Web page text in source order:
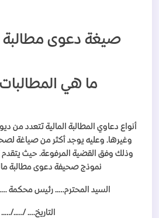
صيغة دعوى مطالبة
ما هي المطالبات
أنواع دعاوي المطالبة المالية تتعدد من
وغيرها. وعليه يوجد أكثر من صياغة
وذلك وفق القضية المرفوعة. حيث
نموذج صحيفة دعوى مطالبة
السيد المحترم….. رئيس محكمة
التاريخ…. /…../…..